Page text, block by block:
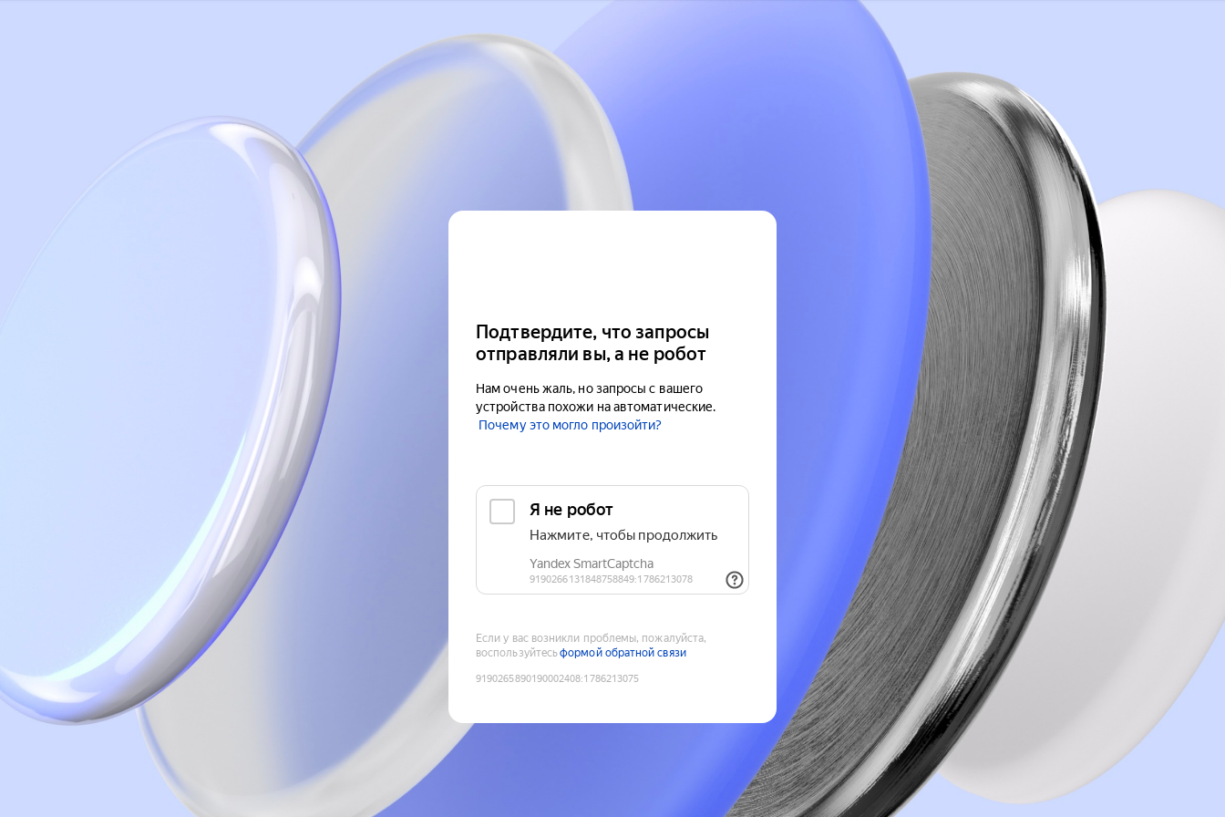
Подтвердите, что запросы
отправляли вы, а не робот
Нам очень жаль, но запросы с вашего
устройства похожи на автоматические.
Почему это могло произойти?
Если у вас возникли проблемы, пожалуйста,
воспользуйтесьформой обратной связи
9190265890190002408:1786213075